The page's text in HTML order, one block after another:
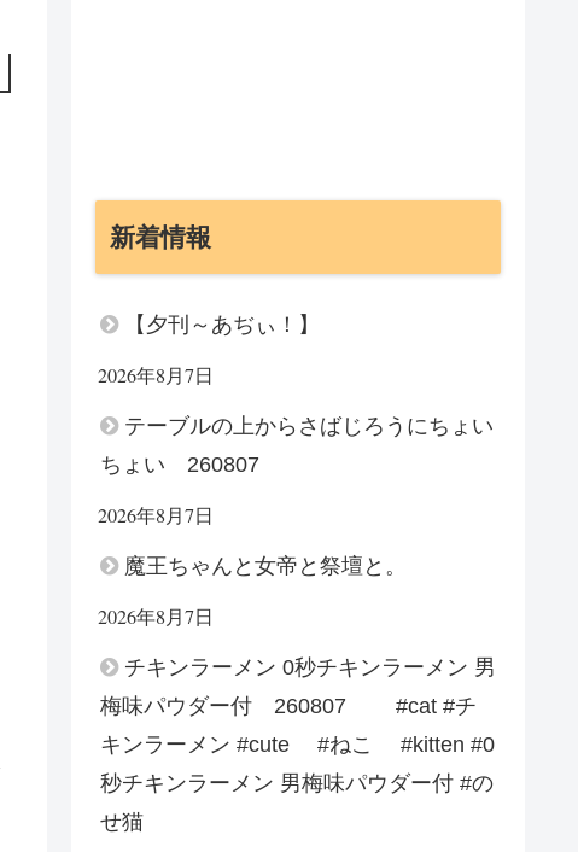
新着情報
【夕刊～あぢぃ！】
2026年8月7日
テーブルの上からさばじろうにちょい
ちょい 260807
2026年8月7日
魔王ちゃんと女帝と祭壇と。
2026年8月7日
チキンラーメン 0秒チキンラーメン 男
梅味パウダー付 260807 #cat #チ
キンラーメン #cute #ねこ #kitten #0
秒チキンラーメン 男梅味パウダー付 #の
せ猫